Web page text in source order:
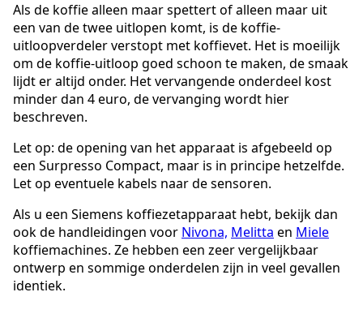
Als de koffie alleen maar spettert of alleen maar uit
een van de twee uitlopen komt, is de koffie-
uitloopverdeler verstopt met koffievet. Het is moeilijk
om de koffie-uitloop goed schoon te maken, de smaak
lijdt er altijd onder. Het vervangende onderdeel kost
minder dan 4 euro, de vervanging wordt hier
beschreven.
Let op: de opening van het apparaat is afgebeeld op
een Surpresso Compact, maar is in principe hetzelfde.
Let op eventuele kabels naar de sensoren.
Als u een Siemens koffiezetapparaat hebt, bekijk dan
ook de handleidingen voor Nivona, Melitta en Miele
koffiemachines. Ze hebben een zeer vergelijkbaar
ontwerp en sommige onderdelen zijn in veel gevallen
identiek.